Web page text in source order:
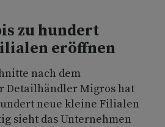
zu hundert
eröffnen
nach dem
Detailhändler Migros hat
neue kleine Filialen
sieht das Unternehmen